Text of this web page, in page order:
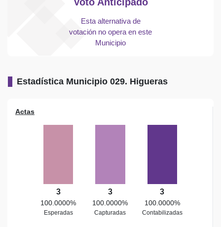
Esta alternativa de
votación no opera en este
Municipio
Estadística Municipio 029. Higueras
Actas
3
100.0000%
Esperadas
3
100.0000%
Capturadas
3
100.0000%
Contabilizadas